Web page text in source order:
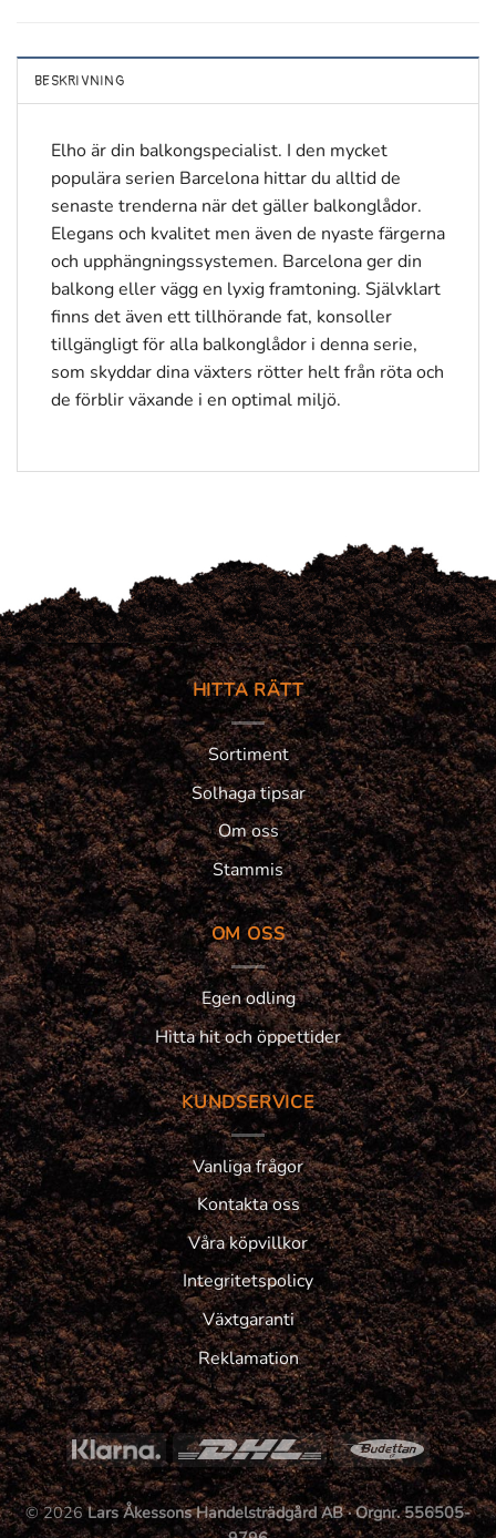
BESKRIVNING
Elho är din balkongspecialist. I den mycket
populära serien Barcelona hittar du alltid de
senaste trenderna när det gäller balkonglådor.
Elegans och kvalitet men även de nyaste färgerna
och upphängningssystemen. Barcelona ger din
balkong eller vägg en lyxig framtoning. Självklart
finns det även ett tillhörande fat, konsoller
tillgängligt för alla balkonglådor i denna serie,
som skyddar dina växters rötter helt från röta och
de förblir växande i en optimal miljö.
HITTA RÄTT
Sortiment
Solhaga tipsar
Om oss
Stammis
OM OSS
Egen odling
Hitta hit och öppettider
KUNDSERVICE
Vanliga frågor
Kontakta oss
Våra köpvillkor
Integritetspolicy
Växtgaranti
Reklamation
© 2026Lars Åkessons Handelsträdgård AB · Orgnr. 556505-